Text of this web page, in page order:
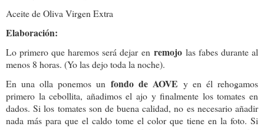
Aceite de Oliva Virgen Extra
Elaboración:
Lo primero que haremos será dejar en remojolas fabes durante al
menos 8 horas. (Yo las dejo toda la noche).
En una olla ponemos un fondo de AOVE y en él rehogamos
primero la cebollita, añadimos el ajo y finalmente los tomates en
dados. Si los tomates son de buena calidad, no es necesario añadir
nada más para que el caldo tome el color que tiene en la foto. Si